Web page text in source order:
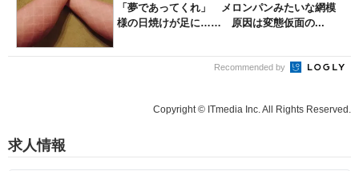
「夢であってくれ」 メロンパンみたいな網模
様の日焼けが足に…… 原因は変態仮面の...
Recommended by
Copyright © ITmedia Inc. All Rights Reserved.
求人情報